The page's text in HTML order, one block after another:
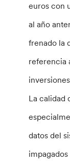
euros con
al año
frenado la
referencia
La calidad
datos del